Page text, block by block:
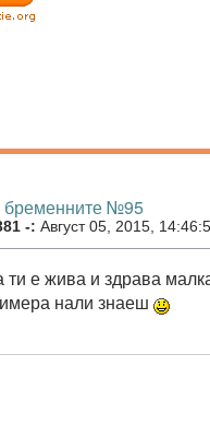
бременните №95
-: Август 05, 2015,
ти е жива и здрава
нали знаеш